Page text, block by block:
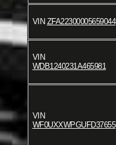
VIN ZFA22300005659044
VIN
WDB1240231A465981
VIN
WF0UXXWPGUFD37655